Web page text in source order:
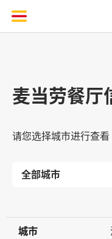
麦当劳餐厅
请您选择城市进行查看
城市
城市